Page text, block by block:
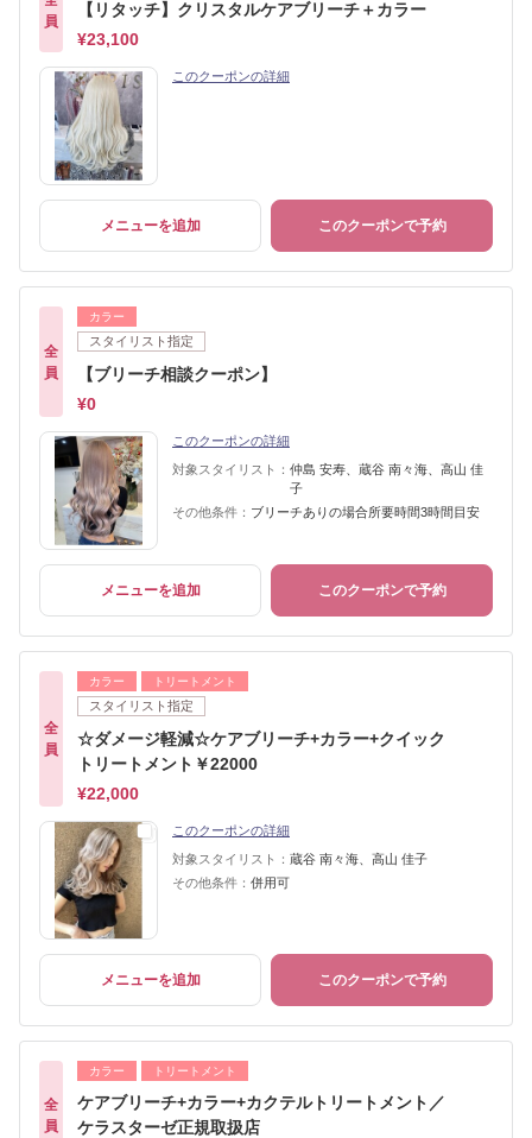
員
【リタッチ】クリスタルケアブリーチ＋カラー
¥23,100
このクーポンの詳細
メニューを追加 このクーポンで予約
全
員
カラー
スタイリスト指定
【ブリーチ相談クーポン】
¥0
このクーポンの詳細
対象スタイリスト： 仲島 安寿、蔵谷 南々海、高山 佳
子
その他条件： ブリーチありの場合所要時間3時間目安
メニューを追加 このクーポンで予約
全
員
カラー トリートメント
スタイリスト指定
☆ダメージ軽減☆ケアブリーチ+カラー+クイック
トリートメント￥22000
¥22,000
このクーポンの詳細
対象スタイリスト： 蔵谷 南々海、高山 佳子
その他条件： 併用可
メニューを追加 このクーポンで予約
全
員
カラー トリートメント
ケアブリーチ+カラー+カクテルトリートメント／
ケラスターゼ正規取扱店